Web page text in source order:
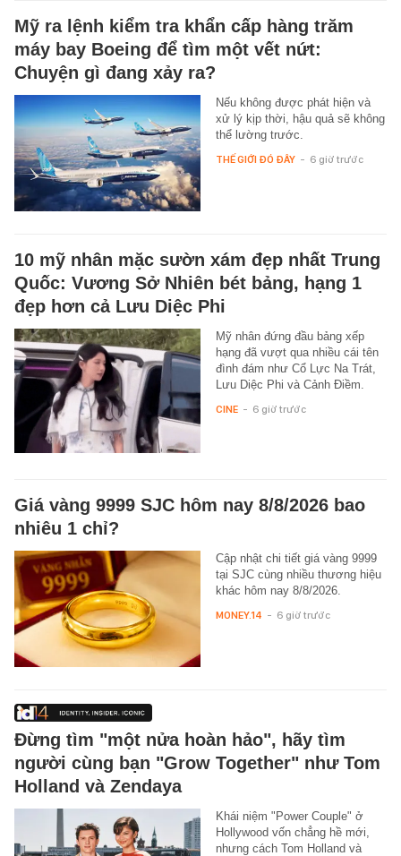
Mỹ ra lệnh kiểm tra khẩn cấp hàng trăm
máy bay Boeing để tìm một vết nứt:
Chuyện gì đang xảy ra?
Nếu không được phát hiện và
xử lý kịp thời, hậu quả sẽ không
thể lường trước.
THẾ GIỚI ĐÓ ĐÂY - 6 giờ trước
10 mỹ nhân mặc sườn xám đẹp nhất Trung
Quốc: Vương Sở Nhiên bét bảng, hạng 1
đẹp hơn cả Lưu Diệc Phi
Mỹ nhân đứng đầu bảng xếp
hạng đã vượt qua nhiều cái tên
đình đám như Cổ Lực Na Trát,
Lưu Diệc Phi và Cảnh Điềm.
CINE - 6 giờ trước
Giá vàng 9999 SJC hôm nay 8/8/2026 bao
nhiêu 1 chỉ?
Cập nhật chi tiết giá vàng 9999
tại SJC cùng nhiều thương hiệu
khác hôm nay 8/8/2026.
MONEY.14 - 6 giờ trước
Đừng tìm "một nửa hoàn hảo", hãy tìm
người cùng bạn "Grow Together" như Tom
Holland và Zendaya
Khái niệm "Power Couple" ở
Hollywood vốn chẳng hề mới,
nhưng cách Tom Holland và